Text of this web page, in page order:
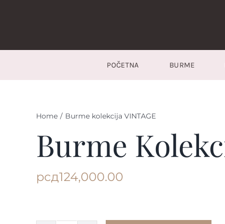
POČETNA BURME
Home / Burme kolekcija VINTAGE
Burme
рсд124,000.00